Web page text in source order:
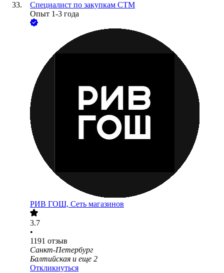
Специалист по закупкам СТМ
Опыт 1-3 года
РИВ ГОШ, Сеть магазинов
3.7
•
1191 отзыв
Санкт-Петербург
Балтийская и еще 2
Откликнуться